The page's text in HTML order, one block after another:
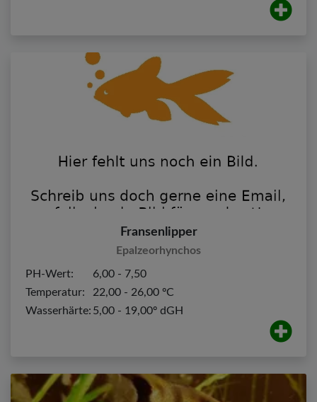
Fransenlipper
Epalzeorhynchos
PH-Wert:
6,00 - 7,50
Temperatur:
22,00 - 26,00 ºC
Wasserhärte: 5,00 - 19,00º dGH